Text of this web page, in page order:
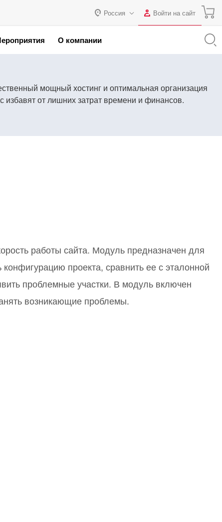
с 1С
Россия Войти на сайт
Авторизация
Логин
О компании
мощный хостинг и оптимальная организация
избавят от лишних затрат времени и финансов.
работы сайта. Модуль предназначен для
проекта, сравнить ее с эталонной
проблемные участки. В модуль включен
возникающие проблемы.